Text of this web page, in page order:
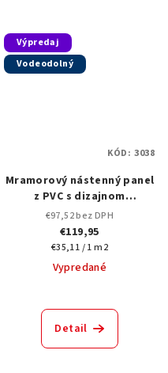
Výpredaj
Vodeodolný
Mramorový nástenný panel
z PVC s dizajnom
Bookmatch-280x 120 cm
€97,52 bez DPH
€119,95
Jednotková
cena:
€35,11 / 1 m2
Vypredané
Detail
KÓD: 3038